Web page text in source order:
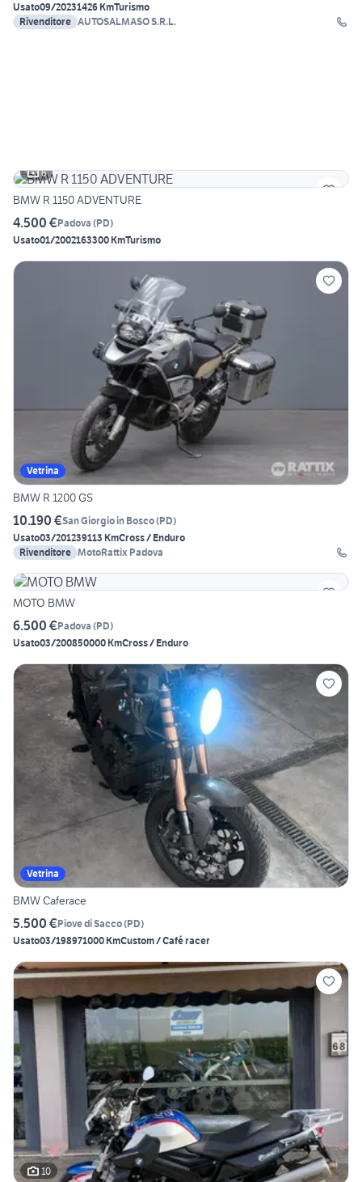
Usato09/20231426 KmTurismo
Rivenditore AUTOSALMASO S.R.L.
6
BMW R 1150 ADVENTURE
4.500 €Padova (PD)
Usato01/2002163300 KmTurismo
Vetrina
BMW R 1200 GS
10.190 €San Giorgio in Bosco(PD)
Usato03/201239113 KmCross / Enduro
Rivenditore MotoRattix Padova
MOTO BMW
6.500 €Padova (PD)
Usato03/200850000 KmCross / Enduro
Vetrina
BMW Caferace
5.500 €Piove di Sacco(PD)
Usato03/198971000 KmCustom / Café racer
10